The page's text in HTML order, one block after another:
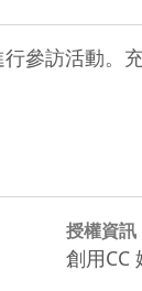
參訪活動。
授權資訊
創用CC